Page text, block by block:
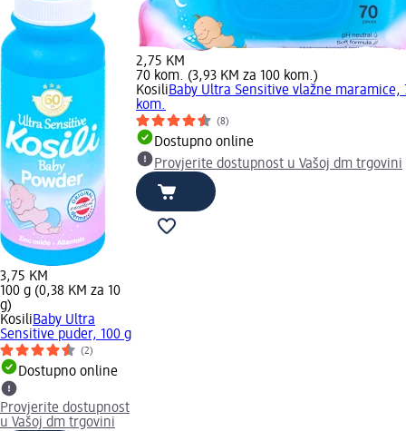
3,75 KM
100 g (0,38 KM za 10
g)
KosiliBaby Ultra
Sensitive puder, 100 g
(2)
Dostupno online
Provjerite dostupnost
u Vašoj dm trgovini
2,75 KM
70 kom. (3,93 KM za 100 kom.)
KosiliBaby Ultra Sensitive vlažne maramice,
kom.
(8)
Dostupno online
Provjerite dostupnost u Vašoj dm trgovini